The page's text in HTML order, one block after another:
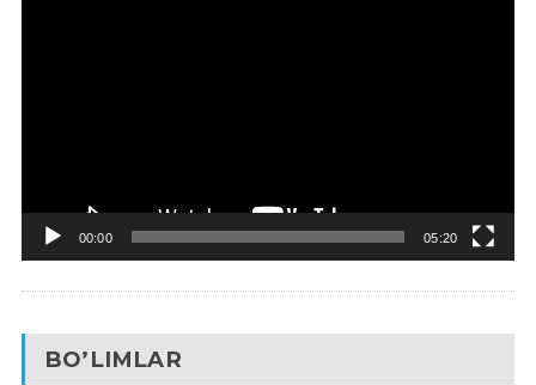
00:00 05:20
BO’LIMLAR